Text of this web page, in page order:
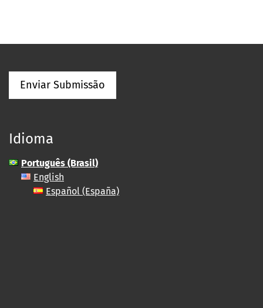
Enviar Submissão
Idioma
Português (Brasil)
English
Español (España)